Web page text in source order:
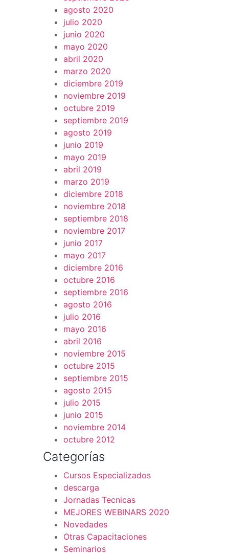
agosto 2020
julio 2020
junio 2020
mayo 2020
abril 2020
marzo 2020
diciembre 2019
noviembre 2019
octubre 2019
septiembre 2019
agosto 2019
junio 2019
mayo 2019
abril 2019
marzo 2019
diciembre 2018
noviembre 2018
septiembre 2018
noviembre 2017
junio 2017
mayo 2017
diciembre 2016
octubre 2016
septiembre 2016
agosto 2016
julio 2016
mayo 2016
abril 2016
noviembre 2015
octubre 2015
septiembre 2015
agosto 2015
julio 2015
junio 2015
noviembre 2014
octubre 2012
Categorías
Cursos Especializados
descarga
Jornadas Tecnicas
MEJORES WEBINARS 2020
Novedades
Otras Capacitaciones
Seminarios